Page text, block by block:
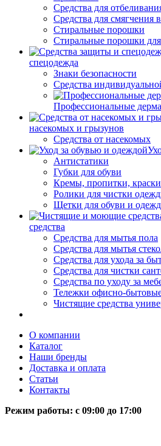
Средства для
Средства для смягчения
Стиральные порошки
Стиральные порошки для
спецодежда
Знаки безопасности
Средства
Профессиональные
насекомых и грызунов
Средства от насекомых
Антистатики
Губки для обуви
Кремы, пропитки,
Ролики для чистки
Щетки для обуви и
средства
Средства для мытья пола
Средства для мытья
Средства для ухода за
Средства для чистки
Средства по уходу за
Тележки офисно-
Чистящие средства
О компании
Каталог
Наши бренды
Доставка и оплата
Статьи
Контакты
Режим работы: c 09:00 до 17:00